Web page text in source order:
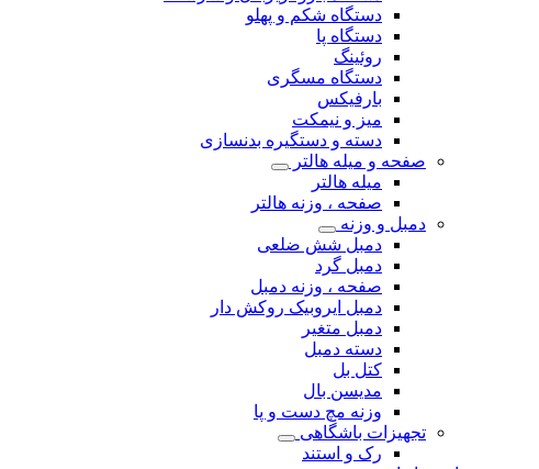
دستگاه شکم و پهلو
دستگاه پا
روئینگ
دستگاه مسگری
بارفیکس
میز و نیمکت
دسته و دستگیره بدنسازی
صفحه و میله هالتر
میله هالتر
صفحه ، وزنه هالتر
دمبل و وزنه
دمبل شش ضلعی
دمبل گرد
صفحه ، وزنه دمبل
دمبل ایروبیک روکش دار
دمبل متغیر
دسته دمبل
کتل بل
مدیسن بال
وزنه مچ دست و پا
تجهیزات باشگاهی
رک و استند